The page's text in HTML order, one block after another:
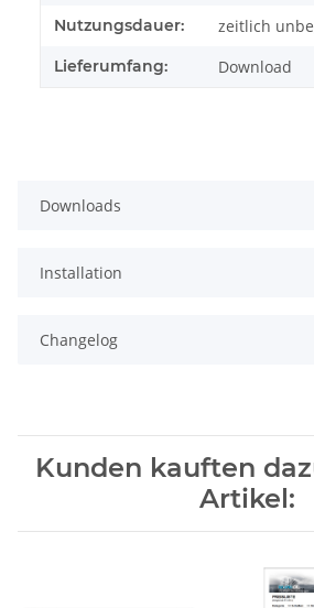
Nutzungsdauer: zeitlich
Lieferumfang: Download
Downloads
Installation
Changelog
Kunden kauften
Artikel: